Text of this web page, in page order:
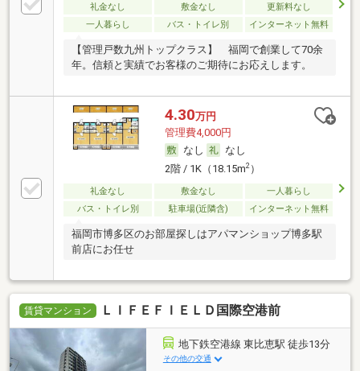
礼金なし 敷金なし
更新料なし
一人暮らし
バス・トイレ別 インターネット無料
【管理戸数九州トップクラス】 福岡で創業して70余
年。信頼と実績でお客様のご期待にお応えします。
4.30万円
管理費4,000円
なし
なし
2階 / 1K（18.15m2）
礼金なし 敷金なし
一人暮らし
バス・トイレ別
駐車場(近隣含) インターネット無料
福岡市博多区のお部屋探しはアパマンショップ博多駅
前店にお任せ
賃貸マンション ＬＩＦＥＦＩＥＬＤ国際空港前
地下鉄空港線 東比恵駅 徒歩13分
その他の交通